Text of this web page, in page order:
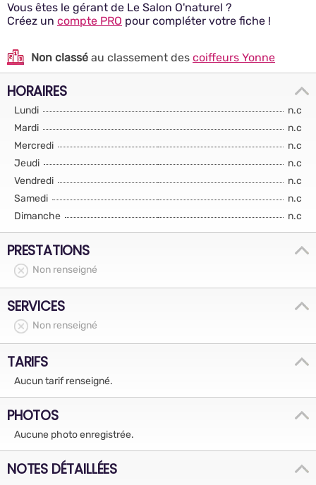
Vous êtes le gérant de Le Salon O'naturel ?
Créez un compte PRO pour compléter votre fiche !
Non classé au classement des coiffeurs Yonne
HORAIRES
Lundi
n.c
Mardi
n.c
Mercredi
n.c
Jeudi
n.c
Vendredi
n.c
Samedi
n.c
Dimanche
n.c
PRESTATIONS
Non renseigné
SERVICES
Non renseigné
TARIFS
Aucun tarif renseigné.
PHOTOS
Aucune photo enregistrée.
NOTES DÉTAILLÉES